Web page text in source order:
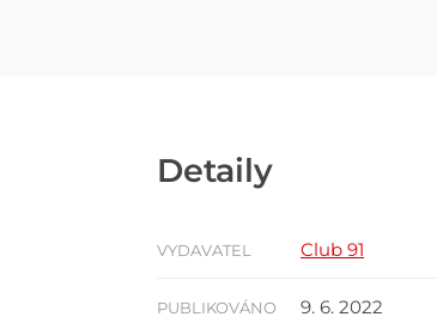
Detaily
VYDAVATEL Club 91
PUBLIKOVÁNO 9. 6. 2022